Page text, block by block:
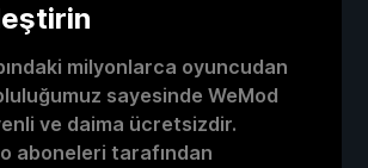
milyonlarca oyuncudan
sayesinde WeMod
ve daima ücretsizdir.
aboneleri tarafından